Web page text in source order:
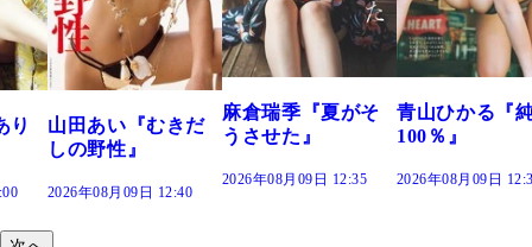
むきだ
日 12:40
麻倉瑞季『夏がそ
うさせた』
2026年08月09日 12:35
青山ひかる『純度
100％』
2026年08月09日 12:30
つの、あ
で。』
2026年08月